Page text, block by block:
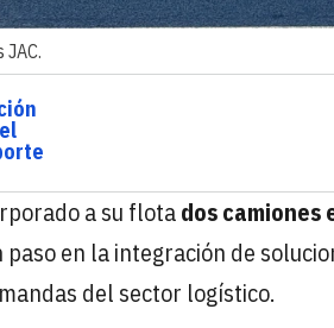
JAC.
a su flotados camiones
paso en la integración de
del sector logístico.